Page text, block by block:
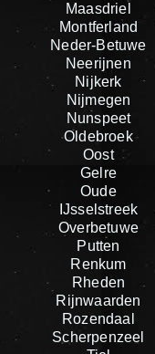
Maasdriel
Montferland
Neder-Betuwe
Neerijnen
Nijkerk
Nijmegen
Nunspeet
Oldebroek
Oost
Gelre
Oude
IJsselstreek
Overbetuwe
Putten
Renkum
Rheden
Rijnwaarden
Rozendaal
Scherpenzeel